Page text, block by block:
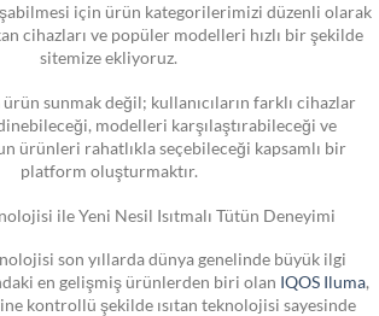
için ürün kategorilerimizi düzenli olarak
cihazları ve popüler modelleri hızlı bir şekilde
sitemize ekliyoruz.
ürün sunmak değil; kullanıcıların farklı cihazlar
modelleri karşılaştırabileceği ve
ürünleri rahatlıkla seçebileceği kapsamlı bir
platform oluşturmaktır.
ile Yeni Nesil Isıtmalı Tütün Deneyimi
son yıllarda dünya genelinde büyük ilgi
en gelişmiş ürünlerden biri olan IQOS Iluma,
kontrollü şekilde ısıtan teknolojisi sayesinde